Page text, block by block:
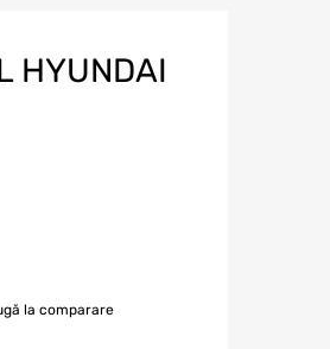
HYUNDAI
la comparare